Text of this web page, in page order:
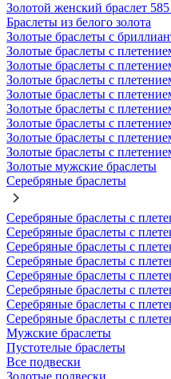
Золотой женский браслет
Браслеты из белого золота
Золотые браслеты с
Золотые браслеты с
Золотые браслеты с
Золотые браслеты с
Золотые браслеты с
Золотые браслеты с
Золотые браслеты с
Золотые браслеты с
Золотые браслеты с
Золотые мужские браслеты
Серебряные браслеты
Серебряные браслеты с
Серебряные браслеты с
Серебряные браслеты с
Серебряные браслеты с
Серебряные браслеты с
Серебряные браслеты с
Серебряные браслеты с
Серебряные браслеты с
Мужские браслеты
Пустотелые браслеты
Все подвески
Золотые подвески